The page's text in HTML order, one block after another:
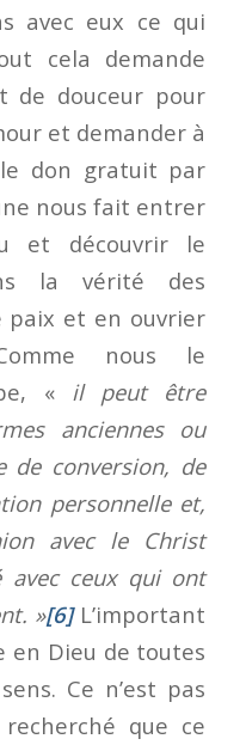
avec eux ce qui
cela demande
de douceur pour
et demander à
le don gratuit par
nous fait entrer
et découvrir le
la vérité des
paix et en ouvrier
nous le
« il peut être
anciennes ou
de conversion, de
personnelle et,
avec le Christ
avec ceux qui ont
»[6]L’important
en Dieu de toutes
Ce n’est pas
que ce